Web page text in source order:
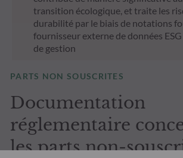
transition écologique, et traite les
durabilité par le biais de notations
fournisseur externe de données
de gestion
PARTS NON SOUSCRITES
Documentation
réglementaire
les parts non-